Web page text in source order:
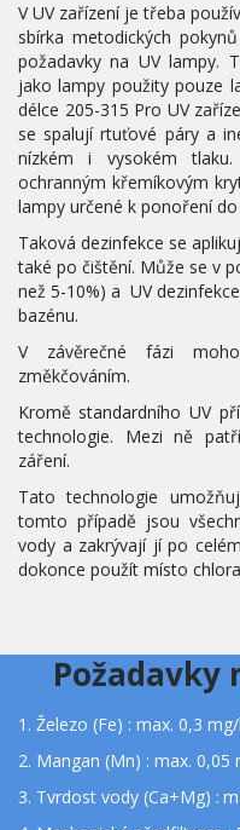
V UV zařízení je třeba
sbírka metodických
požadavky na UV lampy.
jako lampy použity pouze
délce 205-315 Pro UV
se spalují rtuťové páry a
nízkém i vysokém
ochranným křemíkovým
lampy určené k ponoření do
Taková dezinfekce se
také po čištění. Může se v
než 5-10%) a  UV
bazénu.
V závěrečné fázi
změkčováním.
Kromě standardního UV
technologie. Mezi ně
záření.
Tato technologie
tomto případě jsou
vody a zakrývají jí po
dokonce použít místo
Požadavky
1. Železo (Fe) : max. 0,3 mg/
2. Mangan (Mn) : max. 0,05
3. Tvrdost vody (Ca+Mg) :